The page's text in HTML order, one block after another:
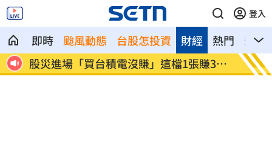
登入
即時 颱風動態 台股怎投資 熱門 影音
財經
代 股災進場「買台積電沒賺」這檔1張賺300
萬
方恩